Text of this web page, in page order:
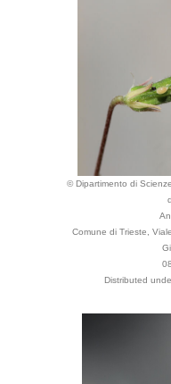
© Dipartimento di
Comune di Trieste,
Distributed